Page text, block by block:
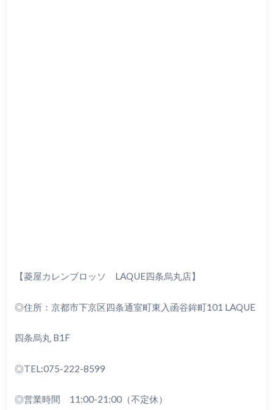
【菱屋カレンブロッソ LAQUE四条烏丸店】
◎住所：京都市下京区四条通室町東入函谷鉾町101 LAQUE
四条烏丸 B1F
◎TEL:075-222-8599
◎営業時間 11:00-21:00（不定休）